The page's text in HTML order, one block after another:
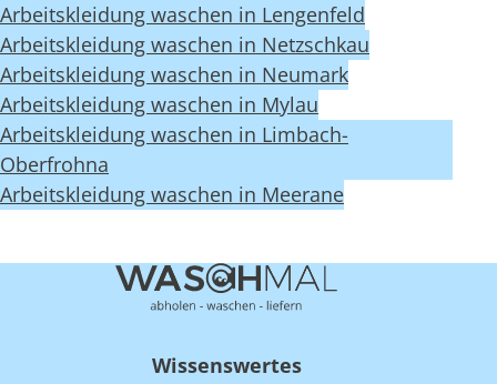
Arbeitskleidung waschen in Lengenfeld
Arbeitskleidung waschen in Netzschkau
Arbeitskleidung waschen in Neumark
Arbeitskleidung waschen in Mylau
Arbeitskleidung waschen in Limbach-
Oberfrohna
Arbeitskleidung waschen in Meerane
Wissenswertes